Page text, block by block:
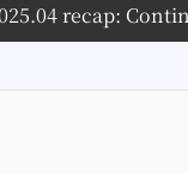
recap: Continuing Forward in the Glow: A Journey